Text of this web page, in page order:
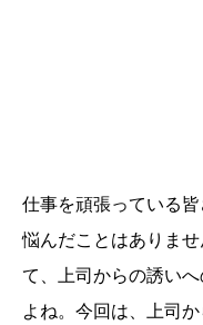
仕事を頑張っている
悩んだことはありま
て、上司からの誘い
よね。今回は、上司